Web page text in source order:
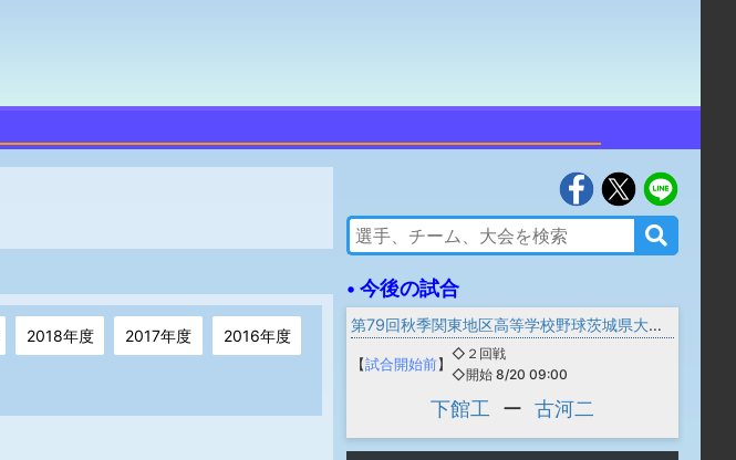
2018年度 2017年度 2016年度
• 今後の試合
第79回秋季関東地区高等学校野球茨城県大会 一次予選
【試合開始前】
◇２回戦
◇開始 8/20 09:00
下館工 ー 古河二